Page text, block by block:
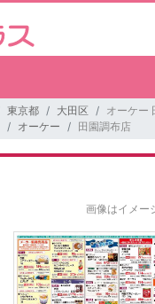
東京都 大田区
オーケー
オーケー 田園調布店
画像はイメー